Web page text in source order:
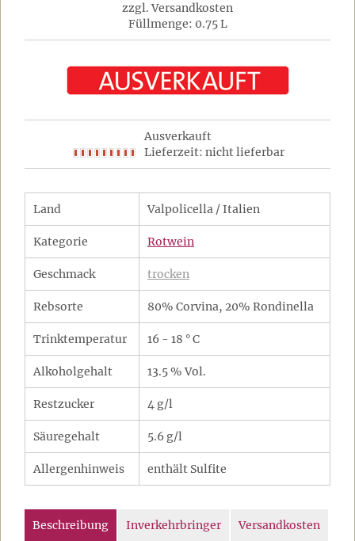
zzgl. Versandkosten
Füllmenge: 0.75 L
Ausverkauft
Lieferzeit: nicht lieferbar
Land Valpolicella / Italien
Kategorie Rotwein
Geschmack trocken
Rebsorte 80% Corvina, 20% Rondinella
Trinktemperatur 16 - 18 ° C
Alkoholgehalt 13.5 % Vol.
Restzucker 4 g/l
Säuregehalt 5.6 g/l
Allergenhinweis enthält Sulfite
Beschreibung Inverkehrbringer Versandkosten